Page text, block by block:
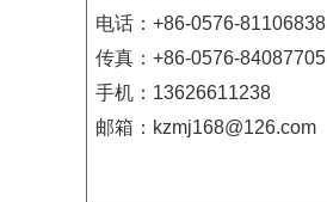
电话：+86-0576-81106838
传真：+86-0576-84087705
手机：13626611238
邮箱：kzmj168@126.com